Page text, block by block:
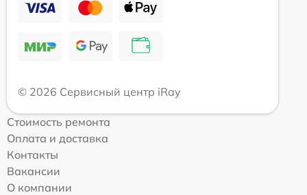
© 2026 Сервисный центр iRay
Стоимость ремонта
Оплата и доставка
Контакты
Вакансии
О компании